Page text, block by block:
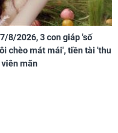
8/2026, 3 con giáp 'số
chèo mát mái', tiền tài 'thu
mãn